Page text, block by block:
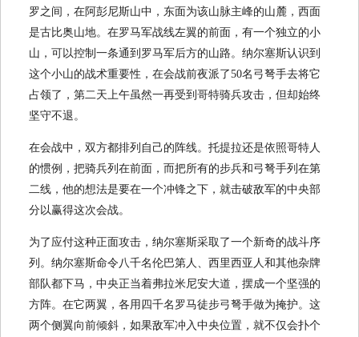
罗之间，在阿彭尼斯山中，东面为该山脉主峰的山麓，西面
是古比奥山地。在罗马军战线左翼的前面，有一个独立的小
山，可以控制一条通到罗马军后方的山路。纳尔塞斯认识到
这个小山的战术重要性，在会战前夜派了50名弓弩手去将它
占领了，第二天上午虽然一再受到哥特骑兵攻击，但却始终
坚守不退。
在会战中，双方都排列自己的阵线。托提拉还是依照哥特人
的惯例，把骑兵列在前面，而把所有的步兵和弓弩手列在第
二线，他的想法是要在一个冲锋之下，就击破敌军的中央部
分以赢得这次会战。
为了应付这种正面攻击，纳尔塞斯采取了一个新奇的战斗序
列。纳尔塞斯命令八千名伦巴第人、西里西亚人和其他杂牌
部队都下马，中央正当着弗拉米尼安大道，摆成一个坚强的
方阵。在它两翼，各用四千名罗马徒步弓弩手做为掩护。这
两个侧翼向前倾斜，如果敌军冲入中央位置，就不仅会扑个